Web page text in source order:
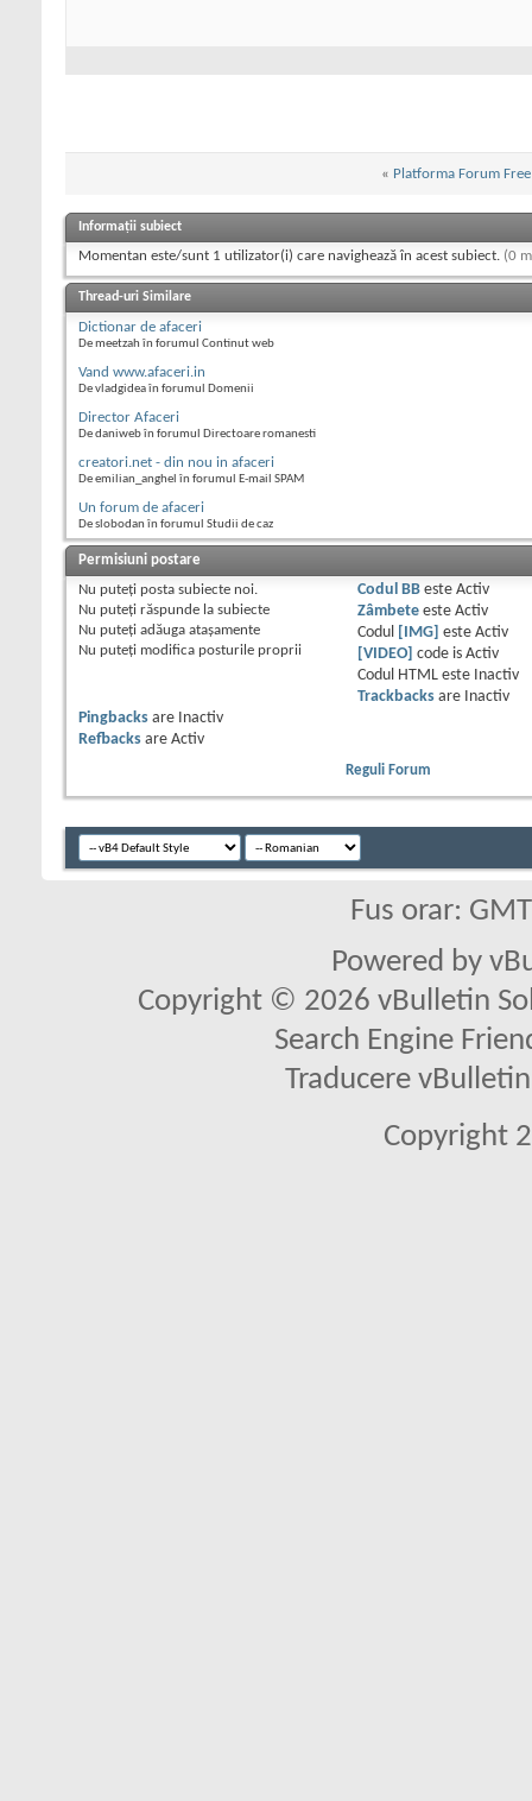
« Platforma Forum
Informații subiect
Momentan este/sunt 1 utilizator(i) care navighează în acest subiect. (0
Thread-uri Similare
Dictionar de afaceri
De meetzah în forumul Continut web
Vand www.afaceri.in
De vladgidea în forumul Domenii
Director Afaceri
De daniweb în forumul Directoare romanesti
creatori.net - din nou in afaceri
De emilian_anghel în forumul E-mail SPAM
Un forum de afaceri
De slobodan în forumul Studii de caz
Permisiuni postare
Nu puteţi posta subiecte noi.
Nu puteţi răspunde la subiecte
Nu puteţi adăuga ataşamente
Nu puteţi modifica posturile proprii
Codul BBeste Activ
Zâmbeteeste Activ
Codul
[IMG] este Activ
[VIDEO] code is Activ
Codul HTML este
Inactiv
Trackbacksare
Inactiv
Pingbacks are
Inactiv
Refbacks are Activ
Reguli Forum
Fus orar:
Powered by
Copyright © 2026 vBulletin
Search Engine
Traducere
Copyright